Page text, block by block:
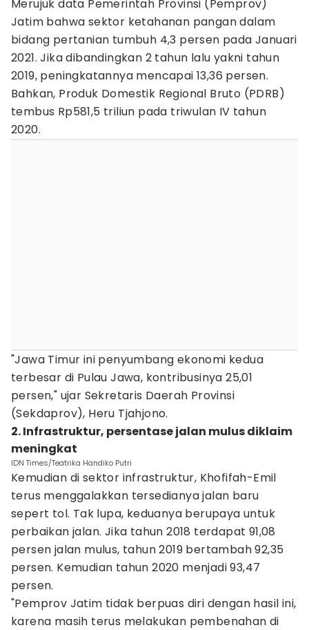
Merujuk data Pemerintah Provinsi (Pemprov)
Jatim bahwa sektor ketahanan pangan dalam
bidang pertanian tumbuh 4,3 persen pada Januari
2021. Jika dibandingkan 2 tahun lalu yakni tahun
2019, peningkatannya mencapai 13,36 persen.
Bahkan, Produk Domestik Regional Bruto (PDRB)
tembus Rp581,5 triliun pada triwulan IV tahun
2020.
"Jawa Timur ini penyumbang ekonomi kedua
terbesar di Pulau Jawa, kontribusinya 25,01
persen," ujar Sekretaris Daerah Provinsi
(Sekdaprov), Heru Tjahjono.
2. Infrastruktur, persentase jalan mulus diklaim
meningkat
IDN Times/Teatrika Handiko Putri
Kemudian di sektor infrastruktur, Khofifah-Emil
terus menggalakkan tersedianya jalan baru
sepert tol. Tak lupa, keduanya berupaya untuk
perbaikan jalan. Jika tahun 2018 terdapat 91,08
persen jalan mulus, tahun 2019 bertambah 92,35
persen. Kemudian tahun 2020 menjadi 93,47
persen.
"Pemprov Jatim tidak berpuas diri dengan hasil ini,
karena masih terus melakukan pembenahan di